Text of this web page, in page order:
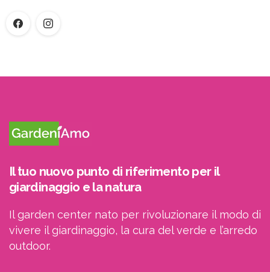
Il tuo nuovo punto di riferimento per il
giardinaggio e la natura
Il garden center nato per rivoluzionare il modo di
vivere il giardinaggio, la cura del verde e l’arredo
outdoor.Indirizzo email: